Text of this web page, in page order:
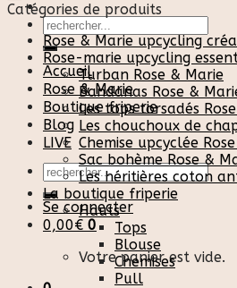
Recherche
pour :
Accueil
Rose & Marie
Boutique friperie
Blog
LIVE
Recherche
pour :
Se connecter
0,00€ 0
Votre panier est vide.
Catégories de produits
Rose & Marie upcycling
Rose-marie upcycling
Turban Rose & Marie
Bandanas Rose &
Les tops torsadés
Les chouchoux de
Chemise upcyclée
Sac bohème Rose &
Les héritières coton
La boutique friperie
Hauts
Tops
Blouse
Chemises
Pull